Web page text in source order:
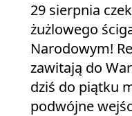
29 sierpnia
żużlowego
Narodowym!
zawitają do
dziś do piątku
podwójne